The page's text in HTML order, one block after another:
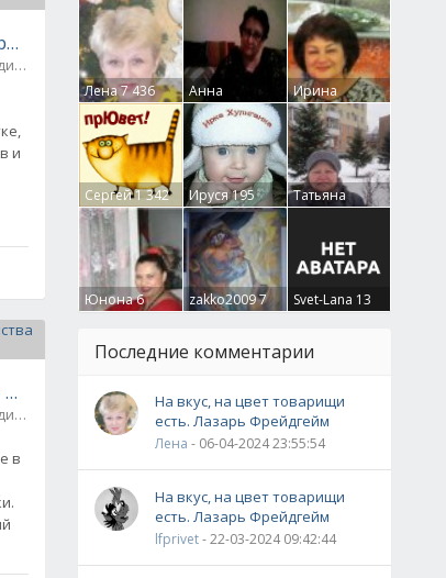
народной медицины
0
и
свойства и рецепты
в
Лена7 436
Анна
Гумлевая0
Ирина
Бруцкая41
Сергей1 342 Ируся195
Татьяна
Крючкова0
Юнона6 zakko20097 Svet-Lana 13
Последние комментарии
На вкус, на цвет товарищи
есть. Лазарь Фрейдгейм
Лена - 06-04-2024 23:55:54
На вкус, на цвет товарищи
есть. Лазарь Фрейдгейм
lfprivet- 22-03-2024 09:42:44